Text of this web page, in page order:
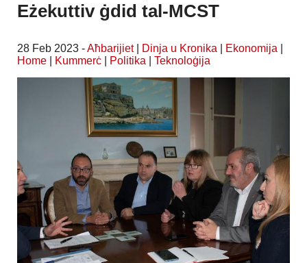
Eżekuttiv ġdid tal-MCST
28 Feb 2023 -Aħbarijiet| Dinja u Kronika Ekonomija
Home
Kummerċ Politika Teknoloġija